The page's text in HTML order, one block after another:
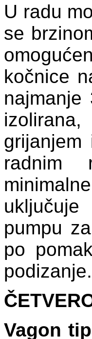
U radu
se
kočnice
grijanjem
radnim
pumpu
po
podizanje.
Vagon